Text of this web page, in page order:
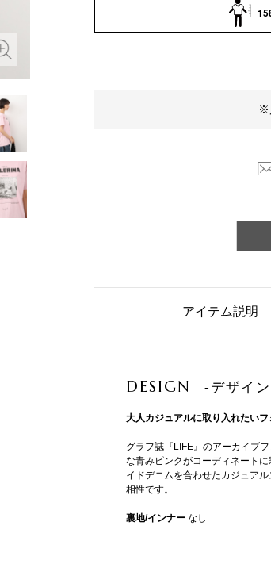
※
アイテム説明
DESIGN -デザイ
大人カジュアルに取り入れたいフ
グラフ誌『LIFE』のアーカイブ
な青みピンクがコーディネート
イドデニムを合わせたカジュア
相性です。
裏地/インナー なし